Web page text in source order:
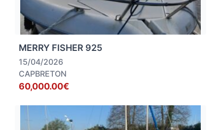
MERRY FISHER 925
15/04/2026
CAPBRETON
60,000.00€